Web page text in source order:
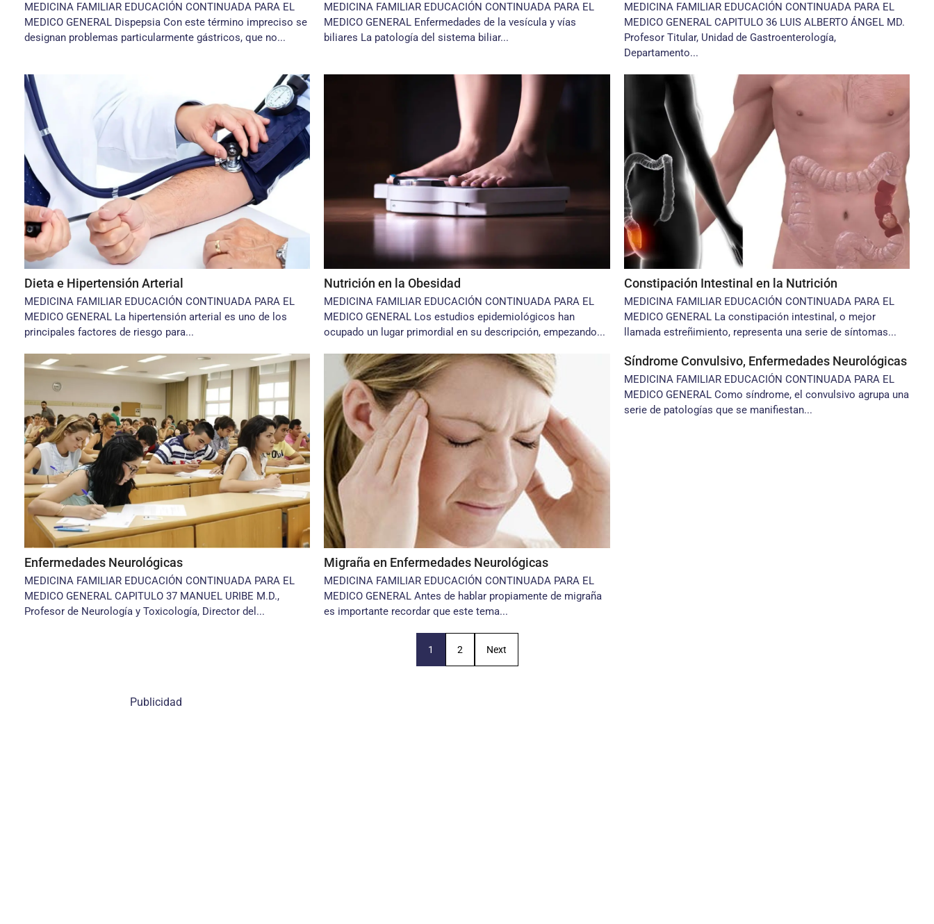
MEDICINA FAMILIAR EDUCACIÓN CONTINUADA PARA EL
MEDICO GENERAL Dispepsia Con este término impreciso se
designan problemas particularmente gástricos, que no...
MEDICINA FAMILIAR EDUCACIÓN CONTINUADA PARA EL
MEDICO GENERAL Enfermedades de la vesícula y vías
biliares La patología del sistema biliar...
MEDICINA FAMILIAR EDUCACIÓN CONTINUADA PARA EL
MEDICO GENERAL CAPITULO 36 LUIS ALBERTO ÁNGEL MD.
Profesor Titular, Unidad de Gastroenterología,
Departamento...
Dieta e Hipertensión Arterial
MEDICINA FAMILIAR EDUCACIÓN CONTINUADA PARA EL
MEDICO GENERAL La hipertensión arterial es uno de los
principales factores de riesgo para...
Nutrición en la Obesidad
MEDICINA FAMILIAR EDUCACIÓN CONTINUADA PARA EL
MEDICO GENERAL Los estudios epidemiológicos han
ocupado un lugar primordial en su descripción, empezando...
Constipación Intestinal en la Nutrición
MEDICINA FAMILIAR EDUCACIÓN CONTINUADA PARA EL
MEDICO GENERAL La constipación intestinal, o mejor
llamada estreñimiento, representa una serie de síntomas...
Enfermedades Neurológicas
MEDICINA FAMILIAR EDUCACIÓN CONTINUADA PARA EL
MEDICO GENERAL CAPITULO 37 MANUEL URIBE M.D.,
Profesor de Neurología y Toxicología, Director del...
Migraña en Enfermedades Neurológicas
MEDICINA FAMILIAR EDUCACIÓN CONTINUADA PARA EL
MEDICO GENERAL Antes de hablar propiamente de migraña
es importante recordar que este tema...
Síndrome Convulsivo, Enfermedades Neurológicas
MEDICINA FAMILIAR EDUCACIÓN CONTINUADA PARA EL
MEDICO GENERAL Como síndrome, el convulsivo agrupa una
serie de patologías que se manifiestan...
1 2 Next
Publicidad